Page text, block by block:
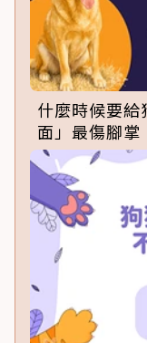
什麼時候要
面」最傷腳掌